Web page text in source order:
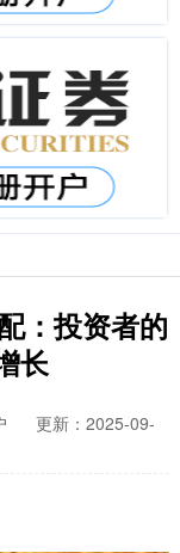
：投资者的
长
更新：2025-09-